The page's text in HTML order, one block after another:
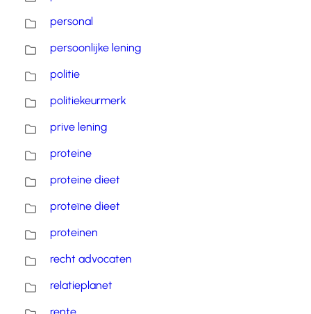
personal
persoonlijke lening
politie
politiekeurmerk
prive lening
proteine
proteine dieet
proteïne dieet
proteinen
recht advocaten
relatieplanet